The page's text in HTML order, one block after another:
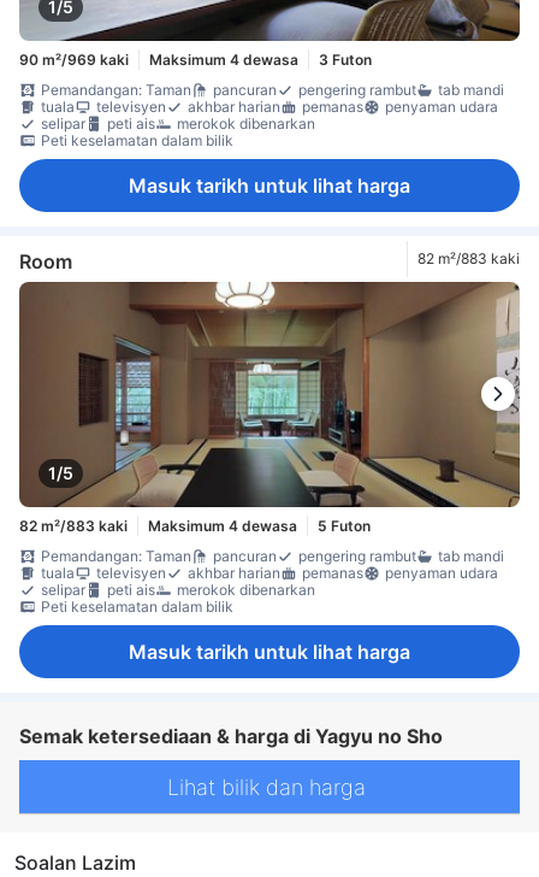
1/5
90 m²/969 kaki Maksimum 4 dewasa
3 Futon
Pemandangan: Taman
pancuran pengering rambut
tab mandi
tuala
televisyen akhbar harian pemanas
penyaman udara
selipar
peti ais
merokok dibenarkan
Peti keselamatan dalam bilik
Masuk tarikh untuk lihat harga
Room 82 m²/883 kaki
1/5
82 m²/883 kaki Maksimum 4 dewasa
5 Futon
Pemandangan: Taman
pancuran pengering rambut
tab mandi
tuala
televisyen akhbar harian pemanas
penyaman udara
selipar
peti ais
merokok dibenarkan
Peti keselamatan dalam bilik
Masuk tarikh untuk lihat harga
Semak ketersediaan & harga di Yagyu no Sho
Lihat bilik dan harga
Soalan Lazim